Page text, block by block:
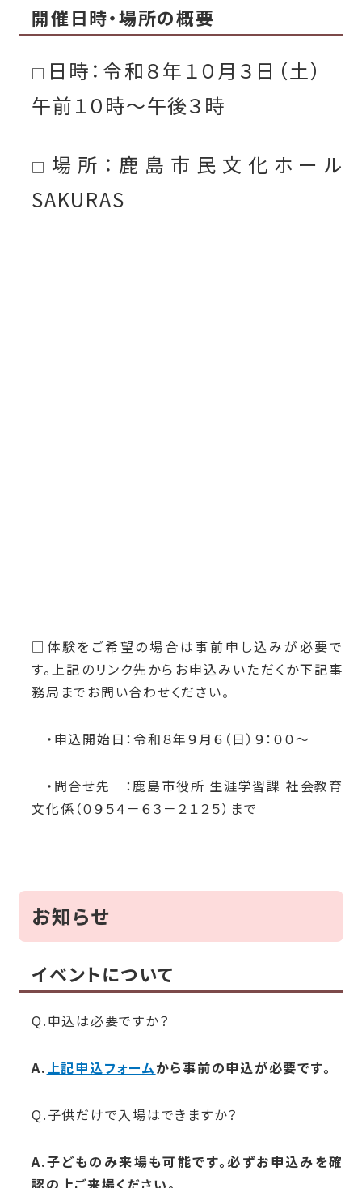
開催日時・場所の概要
□ 日時：令和８年１０月３日（土）
午前１０時～午後３時
□ 場所：鹿島市民文化ホール
SAKURAS
□体験をご希望の場合は事前申し込みが必要で
す。上記のリンク先からお申込みいただくか下記事
務局までお問い合わせください。
・申込開始日：令和８年９月６（日）９：００～
・問合せ先 ：鹿島市役所 生涯学習課 社会教育
文化係（０９５４－６３－２１２５）まで
お知らせ
イベントについて
Q.申込は必要ですか？
A.上記申込フォームから事前の申込が必要です。
Q.子供だけで入場はできますか？
A.子どものみ来場も可能です。必ずお申込みを確